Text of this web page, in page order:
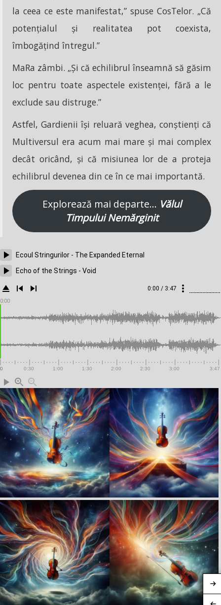
la ceea ce este manifestat,” spuse CosTelor. „Că
potențialul și realitatea pot coexista,
îmbogățind întregul.”
MaRa zâmbi. „Și că echilibrul înseamnă să găsim
loc pentru toate aspectele existenței, fără a le
exclude sau distruge.”
Astfel, Gardienii își reluară veghea, conștienți că
Multiversul era acum mai mare și mai complex
decât oricând, și că misiunea lor de a proteja
echilibrul devenea din ce în ce mai importantă.
Explorează mai departe… Vălul
Timpului Nemărginit
Ecoul Stringurilor - The Expanded Eternal
Echo of the Strings - Void
0:00 / 3:47
0:00